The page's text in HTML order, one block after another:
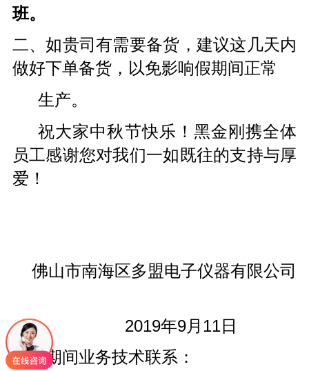
班。
二、如贵司有需要备货，建议这几天内
做好下单备货，以免影响假期间正常
生产。
祝大家中秋节快乐！黑金刚携全体
员工感谢您对我们一如既往的支持与厚
爱！
佛山市南海区多盟电子仪器有限公司
2019年9月11日
假期期间业务技术联系：